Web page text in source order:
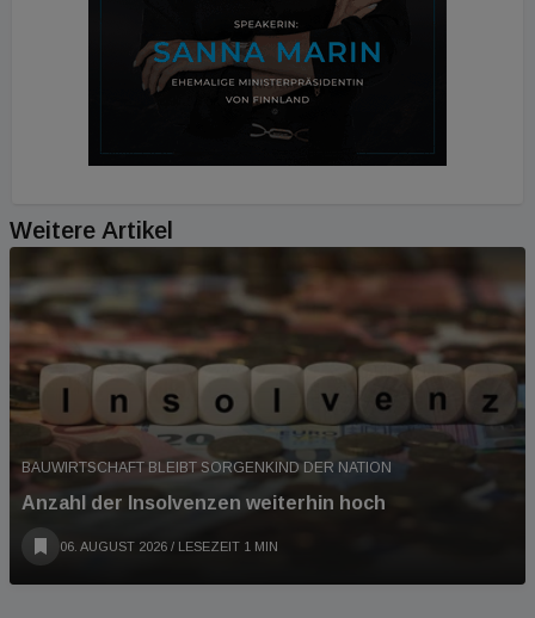
Weitere Artikel
BAUWIRTSCHAFT BLEIBT SORGENKIND DER NATION
Anzahl der Insolvenzen weiterhin hoch
06. AUGUST 2026 / LESEZEIT 1 MIN